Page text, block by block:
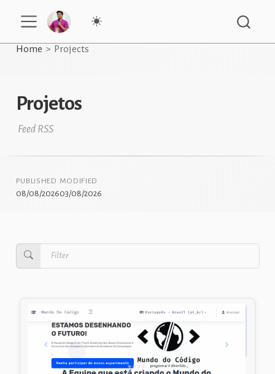
Home Projects
Projetos
Feed RSS
PUBLISHED
08/08/2026
MODIFIED
03/08/2026